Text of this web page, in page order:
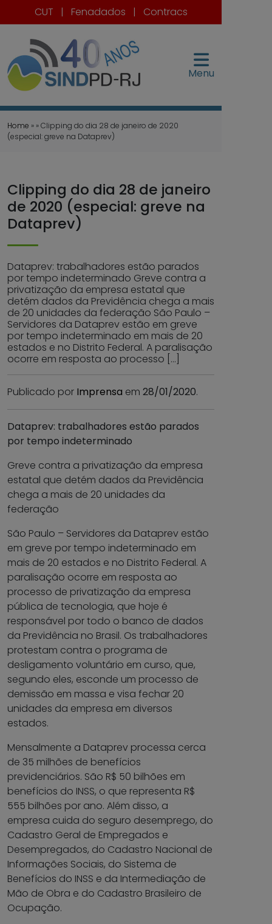
CUT | Fenadados | Contracs
Menu
Home » » Clipping do dia 28 de janeiro de 2020
(especial: greve na Dataprev)
Clipping do dia 28 de janeiro
de 2020 (especial: greve na
Dataprev)
Dataprev: trabalhadores estão parados
por tempo indeterminado Greve contra a
privatização da empresa estatal que
detém dados da Previdência chega a mais
de 20 unidades da federação São Paulo –
Servidores da Dataprev estão em greve
por tempo indeterminado em mais de 20
estados e no Distrito Federal. A paralisação
ocorre em resposta ao processo […]
Publicado por Imprensa em 28/01/2020.
Dataprev: trabalhadores estão parados
por tempo indeterminado
Greve contra a privatização da empresa
estatal que detém dados da Previdência
chega a mais de 20 unidades da
federação
São Paulo – Servidores da Dataprev estão
em greve por tempo indeterminado em
mais de 20 estados e no Distrito Federal. A
paralisação ocorre em resposta ao
processo de privatização da empresa
pública de tecnologia, que hoje é
responsável por todo o banco de dados
da Previdência no Brasil. Os trabalhadores
protestam contra o programa de
desligamento voluntário em curso, que,
segundo eles, esconde um processo de
demissão em massa e visa fechar 20
unidades da empresa em diversos
estados.
Mensalmente a Dataprev processa cerca
de 35 milhões de benefícios
previdenciários. São R$ 50 bilhões em
benefícios do INSS, o que representa R$
555 bilhões por ano. Além disso, a
empresa cuida do seguro desemprego, do
Cadastro Geral de Empregados e
Desempregados, do Cadastro Nacional de
Informações Sociais, do Sistema de
Benefícios do INSS e da Intermediação de
Mão de Obra e do Cadastro Brasileiro de
Ocupação.